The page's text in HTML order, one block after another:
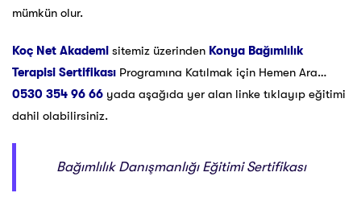
mümkün olur.
Koç Net Akademi sitemiz üzerinden Konya Bağımlılık
Terapisi Sertifikası Programına Katılmak için Hemen Ara…
0530 354 96 66 yada aşağıda yer alan linke tıklayıp eğitimi
dahil olabilirsiniz.
Bağımlılık Danışmanlığı Eğitimi Sertifikası